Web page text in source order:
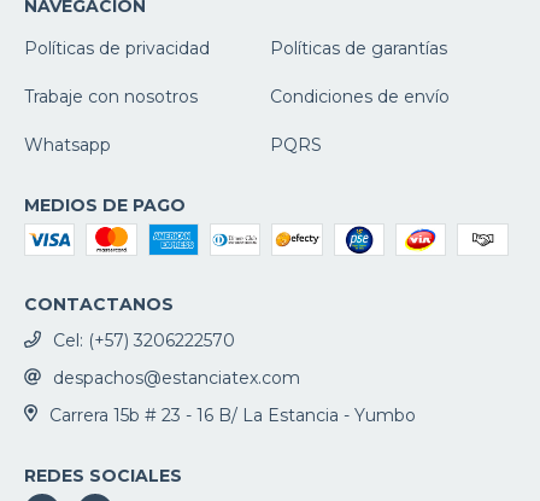
NAVEGACIÓN
Políticas de privacidad
Políticas de garantías
Trabaje con nosotros Condiciones de envío
Whatsapp PQRS
MEDIOS DE PAGO
CONTACTANOS
Cel: (+57) 3206222570
despachos@estanciatex.com
Carrera 15b # 23 - 16 B/ La Estancia - Yumbo
REDES SOCIALES